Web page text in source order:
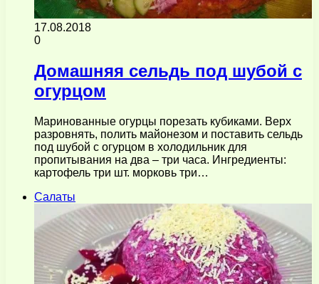
17.08.2018
0
Домашняя сельдь под шубой с
огурцом
Маринованные огурцы порезать кубиками. Верх
разровнять, полить майонезом и поставить сельдь
под шубой с огурцом в холодильник для
пропитывания на два – три часа. Ингредиенты:
картофель три шт. морковь три…
Салаты